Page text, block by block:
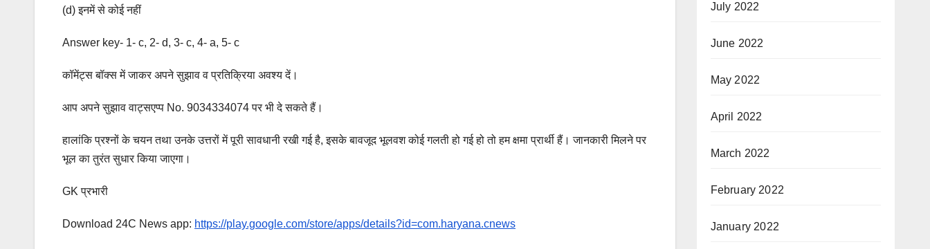
(d) इनमें से कोई नहीं
Answer key- 1- c, 2- d, 3- c, 4- a, 5- c
कॉमेंट्स बॉक्स में जाकर अपने सुझाव व प्रतिक्रिया अवश्य दें।
आप अपने सुझाव वाट्सएप्प No. 9034334074 पर भी दे सकते हैं।
हालांकि प्रश्नों के चयन तथा उनके उत्तरों में पूरी सावधानी रखी गई है, इसके बावजूद भूलवश कोई गलती हो गई हो तो हम क्षमा प्रार्थी हैं। जानकारी मिलने पर
भूल का तुरंत सुधार किया जाएगा।
GK प्रभारी
Download 24C News app: https://play.google.com/store/apps/details?id=com.haryana.cnews
July 2022
June 2022
May 2022
April 2022
March 2022
February 2022
January 2022